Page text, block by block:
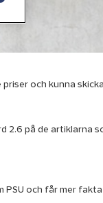
och kunna
2.6 på de artiklarna
PSU och får mer